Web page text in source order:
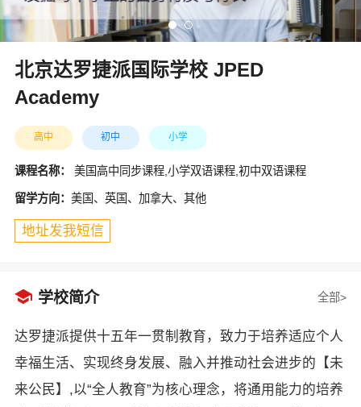
北京达罗捷派国际学校 JPED
Academy
高中 初中 小学
课程名称： 美国高中同步课程,小学双语课程,初中双语课程
留学方向： 美国、英国、加拿大、其他
地址发我短信
 学校简介 全部>
达罗捷派提供十五年一贯制教育，致力于培养适应个人
幸福生活、实现终身发展、融入并推动社会进步的【未
来公民】,以“全人教育”为核心理念，将通用能力的培养